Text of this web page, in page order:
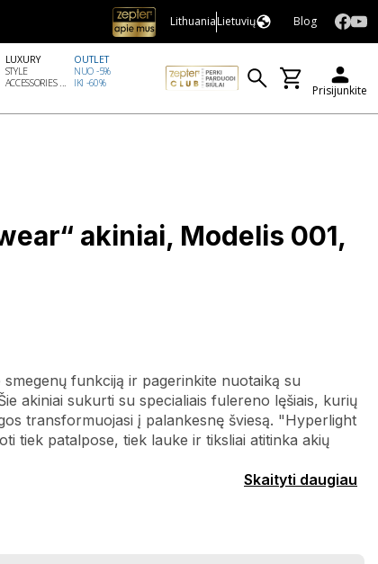
LithuaniaLietuvių Blog
LUXURY
STYLE
ACCESSORIES ...
OUTLET
NUO -5%
IKI -60%
Prisijunkite
akiniai, Modelis 001,
funkciją ir pagerinkite nuotaiką su
akiniai sukurti su specialiais fulereno lęšiais, kurių
transformuojasi į palankesnę šviesą. "Hyperlight
tiek patalpose, tiek lauke ir tiksliai atitinka akių
Skaityti daugiau